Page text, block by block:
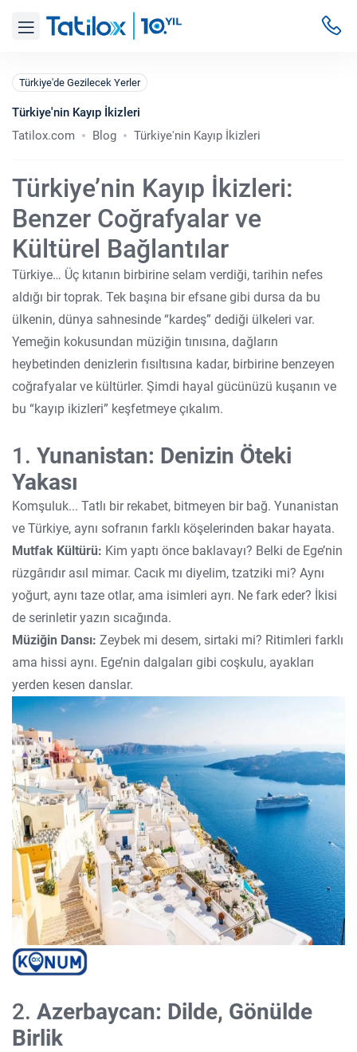
Türkiye'de Gezilecek Yerler
Türkiye'nin Kayıp İkizleri
Tatilox.com
Blog Türkiye'nin Kayıp İkizleri
Türkiye’nin Kayıp İkizleri:
Benzer Coğrafyalar ve
Kültürel Bağlantılar
Türkiye… Üç kıtanın birbirine selam verdiği, tarihin nefes
aldığı bir toprak. Tek başına bir efsane gibi dursa da bu
ülkenin, dünya sahnesinde “kardeş” dediği ülkeleri var.
Yemeğin kokusundan müziğin tınısına, dağların
heybetinden denizlerin fısıltısına kadar, birbirine benzeyen
coğrafyalar ve kültürler. Şimdi hayal gücünüzü kuşanın ve
bu “kayıp ikizleri” keşfetmeye çıkalım.
1. Yunanistan: Denizin Öteki
Yakası
Komşuluk... Tatlı bir rekabet, bitmeyen bir bağ. Yunanistan
ve Türkiye, aynı sofranın farklı köşelerinden bakar hayata.
Mutfak Kültürü: Kim yaptı önce baklavayı? Belki de Ege’nin
rüzgârıdır asıl mimar. Cacık mı diyelim, tzatziki mi? Aynı
yoğurt, aynı taze otlar, ama isimleri ayrı. Ne fark eder? İkisi
de serinletir yazın sıcağında.
Müziğin Dansı: Zeybek mi desem, sirtaki mi? Ritimleri farklı
ama hissi aynı. Ege’nin dalgaları gibi coşkulu, ayakları
yerden kesen danslar.
2. Azerbaycan: Dilde, Gönülde
Birlik